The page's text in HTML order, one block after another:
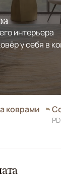
интерьера
у себя в
коврами